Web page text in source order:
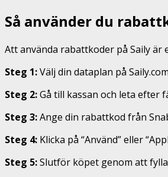
Så använder du
Att använda rabattkoder på Saily är
Steg 1:Välj din dataplan på
Steg 2:Gå till kassan och leta efter
Steg 3:Ange din rabattkod från
Steg 4: Klicka på “Använd” eller
Steg 5:Slutför köpet genom att